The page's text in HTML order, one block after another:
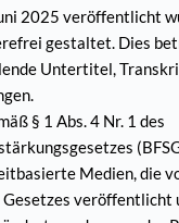
2025 veröffentlicht
gestaltet. Dies
Untertitel,
§ 1 Abs. 4 Nr. 1 des
Medien, die
veröffentlicht